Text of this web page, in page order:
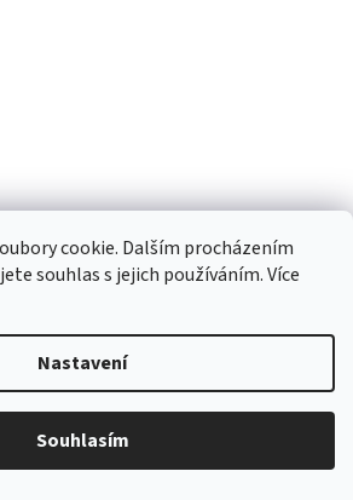
cookie. Dalším procházením
souhlas s jejich používáním. Více
Nastavení
Souhlasím
14x9 mm 77553